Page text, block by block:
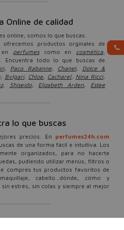
Online de calidad
online, somos lo que buscas.
ofrecemos productos orginales de
en perfumescomo en cosmética,
Encuentra todo lo que buscas de
, Paco Rabanne, Chanel, Dolce &
, Bvlgari, Chloe, Cacharel, Nina Ricci,
, Shiseido, Elizabeth Arden, Estee
lo que buscas
precios. En perfumes24h.com
de una forma fácil e intuitiva. Los
organizados, para no hacerte
pudiendo utilizar menús, filtros o
compres tus productos favoritos de
cabello...dónde, cómo y
estrés, sin colas y siempre al mejor